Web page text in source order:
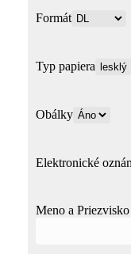
Formát
Typ papiera
Obálky
Elektronické
Meno a Priezvisko